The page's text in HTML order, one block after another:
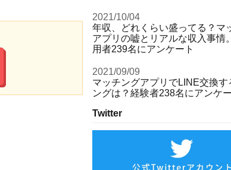
2021/10/04
年収、どれくらい盛ってる？マ
アプリの嘘とリアルな収入事情
用者239名にアンケート
2021/09/09
マッチングアプリでLINE交換す
ングは？経験者238名にアンケ
Twitter